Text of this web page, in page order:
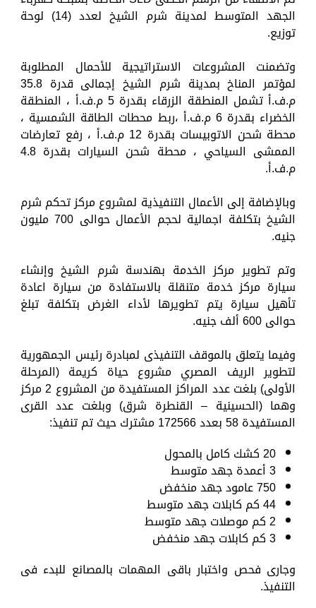
الجهد المتوسط لمدينة شرم الشيخ لعدد (14) لوحة
توزيع.
وتضمنت المشروعات الاستراتيجية للأحمال المطلوبة
لمؤتمر المناخ بمدينة شرم الشيخ إجمالى قدرة 35.8
م.ف.أ تشمل المنطقة الزرقاء بقدرة 5 م.ف.أ ، المنطقة
الخضراء بقدرة 6 م.ف.أ ،ربط محطات الطاقة الشمسية ،
محطة شحن الاتوبيسات بقدرة 12 م.ف.أ ، رفع تعارضات
الممشى السياحي ، محطة شحن السيارات بقدرة 4.8
م.ف.أ.
وبالإضافة إلى الأعمال التنفيذية لمشروع مركز تحكم شرم
الشيخ بتكلفة اجمالية لحجم الأعمال حوالى 700 مليون
جنيه.
وتم تطوير مركز الخدمة بهندسة شرم الشيخ وإنشاء
سيارة مركز خدمة متنقلة بالاستفادة من سيارة اعادة
تأهيل سيارة يتم تطويرها لأداء الغرض بتكلفة تبلغ
حوالى 600 ألف جنيه.
وفيما يتعلق بالموقف التنفيذى لمبادرة رئيس الجمهورية
لتطوير الريف المصري مشروع حياة كريمة (المرحلة
الأولى) بلغت عدد المراكز المستفيدة من المشروع 2 مركز
وهما (الحسينية – القنطرة شرق) وبلغت عدد القرى
المستفيدة 58 بعدد 172566 مشترك حيث تم تنفيذ:
20 كشك كامل بالمحول
3 أعمدة جهد متوسط
750 عامود جهد منخفض
44 كم كابلات جهد متوسط
2 كم موصلات جهد متوسط
3 كم كابلات جهد منخفض
وجارى فحص واختبار باقى المهمات بالمصانع للبدء فى
التنفيذ.